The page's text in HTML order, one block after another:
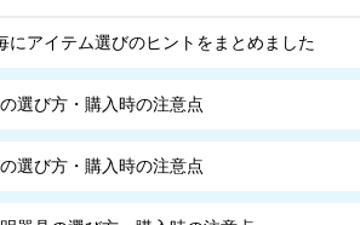
にアイテム選びのヒントをまとめました
選び方・購入時の注意点
選び方・購入時の注意点